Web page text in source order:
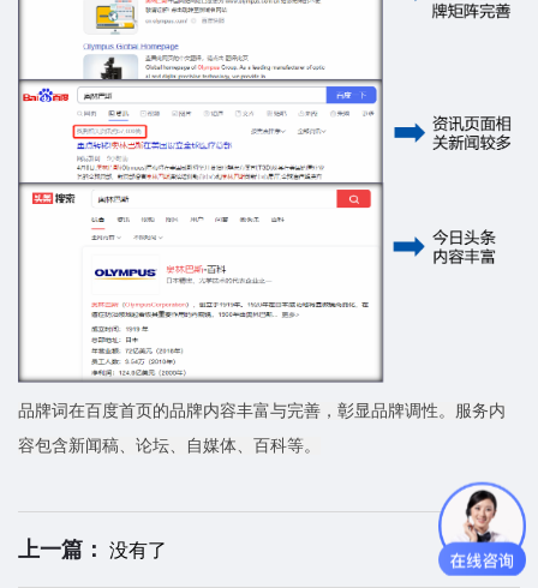
品牌词在百度首页的品牌内容丰富与完善，彰显品牌调性。服务内
容包含新闻稿、论坛、自媒体、百科等。
上一篇： 没有了